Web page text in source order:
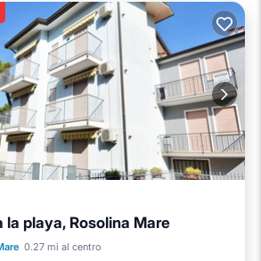
la playa, Rosolina Mare
0.27 mi al centro
Vista al mar